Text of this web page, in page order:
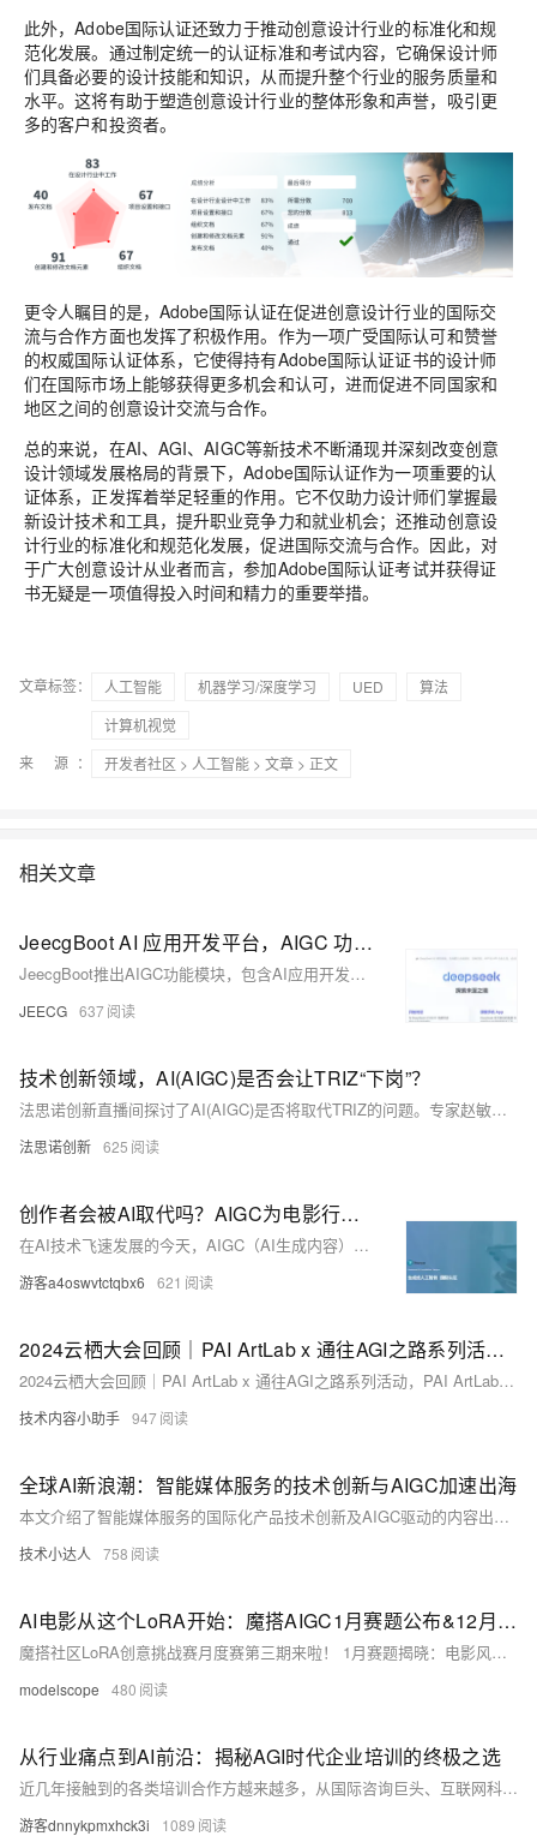
此外，Adobe国际认证还致力于推动创意设计行业的标准化和规
范化发展。通过制定统一的认证标准和考试内容，它确保设计师
们具备必要的设计技能和知识，从而提升整个行业的服务质量和
水平。这将有助于塑造创意设计行业的整体形象和声誉，吸引更
多的客户和投资者。
更令人瞩目的是，Adobe国际认证在促进创意设计行业的国际交
流与合作方面也发挥了积极作用。作为一项广受国际认可和赞誉
的权威国际认证体系，它使得持有Adobe国际认证证书的设计师
们在国际市场上能够获得更多机会和认可，进而促进不同国家和
地区之间的创意设计交流与合作。
总的来说，在AI、AGI、AIGC等新技术不断涌现并深刻改变创意
设计领域发展格局的背景下，Adobe国际认证作为一项重要的认
证体系，正发挥着举足轻重的作用。它不仅助力设计师们掌握最
新设计技术和工具，提升职业竞争力和就业机会；还推动创意设
计行业的标准化和规范化发展，促进国际交流与合作。因此，对
于广大创意设计从业者而言，参加Adobe国际认证考试并获得证
书无疑是一项值得投入时间和精力的重要举措。
文章标签： 人工智能 机器学习/深度学习 UED
算法
计算机视觉
来 源：
开发者社区 > 人工智能 > 文章 > 正文
相关文章
JeecgBoot AI 应用开发平台，AIGC 功能介绍
JeecgBoot推出AIGC功能模块，包含AI应用开发平台与知识库问答系统，支持AI流程编排、模型管理、知识库训练及向量库对接。基于LLM大语言模型，提供智能对话、RAG检索增强生成等功能，兼容多种大模型（如DeepSeek、Qwen等）。平台结合低代码与AIGC，适用于复杂业务场景，支持快速原型到生产部署，助力用户打造个性化智能体，如“诗词达人”或“翻译助手”，并可嵌入第三方系统提升交互能力。项目开源，欢迎体验与交流。
JEECG 637
技术创新领域，AI(AIGC)是否会让TRIZ“下岗”？
法思诺创新直播间探讨了AI(AIGC)是否将取代TRIZ的问题。专家赵敏认为，AI与TRIZ在技术创新领域具有互补性，结合两者更务实。TRIZ提供结构化分析框架，AI加速数据处理和方案生成。DeepSeek、Gemini等AI也指出，二者各有优劣，应在复杂创新中协同使用。企业应建立双轨知识库，重构人机混合创新流程，实现全面升级。结论显示，AI与TRIZ互补远超竞争，结合二者是未来技术创新的关键。
法思诺创新 625
创作者会被AI取代吗？AIGC为电影行业带来新变革
在AI技术飞速发展的今天，AIGC（AI生成内容）正深刻改变电影行业的内容生成、制作流程与商业模式。创作者角色从执行者向策划者转变，需与AI协作挖掘创意与情感价值。生成式人工智能认证（GAI认证）成为新时代创作者必备资质，助力其在人机共生的新生态中保持竞争力，共同推动创作领域迈向更高层次。拥抱变革，共创未来，是每个创作者在AI时代的必由之路。
游客a4oswvtctqbx6 621
2024云栖大会回顾｜PAI ArtLab x 通往AGI之路系列活动，PAI ArtLab助力行业AI创新
2024云栖大会回顾｜PAI ArtLab x 通往AGI之路系列活动，PAI ArtLab助力行业AI创新
技术内容小助手 947
全球AI新浪潮：智能媒体服务的技术创新与AIGC加速出海
本文介绍了智能媒体服务的国际化产品技术创新及AIGC驱动的内容出海技术实践。首先，探讨了媒体服务在视频应用中的升级引擎作用，分析了国际市场的差异与挑战，并提出模块化产品方案以满足不同需求。其次，重点介绍了AIGC技术如何推动媒体服务2.0智能化进化，涵盖多模态内容理解、智能生产制作、音视频处理等方面。最后，发布了阿里云智能媒体服务的国际产品矩阵，包括媒体打包、转码、实时处理和传输服务，支持多种广告规格和效果追踪分析，助力全球企业进行视频化创新。
技术小达人 758
AI电影从这个LoRA开始：魔搭AIGC1月赛题公布&12月赛题获奖作品新鲜出炉
魔搭社区LoRA创意挑战赛月度赛第三期来啦！ 1月赛题揭晓：电影风格模型训练大赛
modelscope 480
从行业痛点到AI前沿：揭秘AGI时代企业培训的终极之选
近几年接触到的各类培训合作方越来越多，从国际咨询巨头、互联网科技培训平台，到本土独角兽型的专业培训公司；从专攻新技术与创新场景的培训团队，到深谙传统行业痛点的咨询顾问。作为一名在央企、国企、上市公司人力资源培训条线深耕多年的HR负责人，深知在这片竞争激烈的培训服务蓝海中，寻找高质、高效的合作伙伴并不简单，因为企业培训的逻辑正在悄然改变。
游客dnnykpmxhck3i 1089